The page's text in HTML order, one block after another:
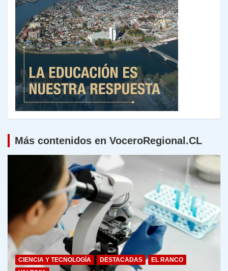
Más contenidos en VoceroRegional.CL
CIENCIA Y TECNOLOGÍA DESTACADAS
EL RANCO